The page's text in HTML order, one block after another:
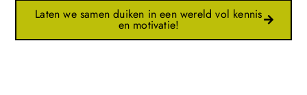
Laten we samen duiken in een wereld vol kennis
en motivatie!